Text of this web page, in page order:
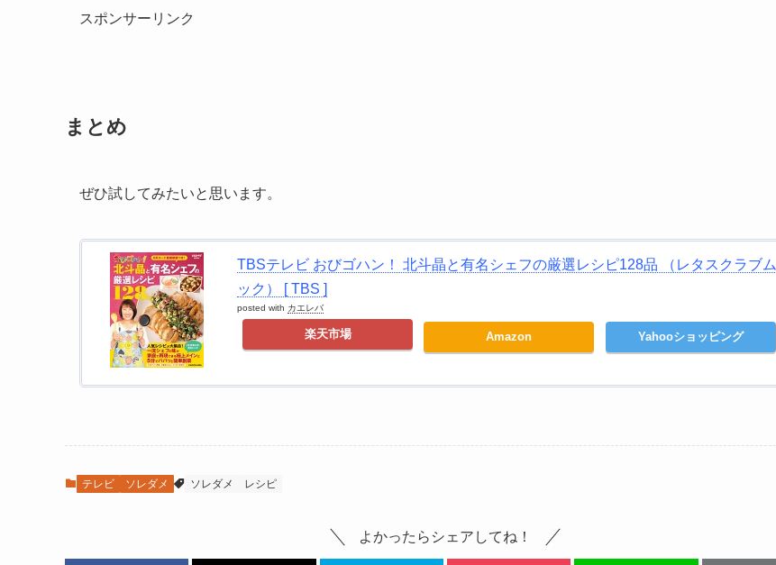
スポンサーリンク
まとめ
ぜひ試してみたいと思います。
TBSテレビ おびゴハン！ 北斗晶と有名シェフの厳選レシピ128品 （レタスクラブム
ック） [ TBS ]
posted with カエレバ
楽天市場 Amazon Yahooショッピング
テレビ ソレダメ ソレダメ レシピ
よかったらシェアしてね！